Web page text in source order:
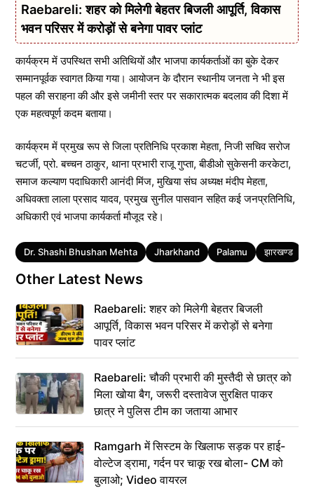
Raebareli: शहर को मिलेगी बेहतर बिजली आपूर्ति, विकास
भवन परिसर में करोड़ों से बनेगा पावर प्लांट
कार्यक्रम में उपस्थित सभी अतिथियों और भाजपा कार्यकर्ताओं का बुके देकर
सम्मानपूर्वक स्वागत किया गया। आयोजन के दौरान स्थानीय जनता ने भी इस
पहल की सराहना की और इसे जमीनी स्तर पर सकारात्मक बदलाव की दिशा में
एक महत्वपूर्ण कदम बताया।
कार्यक्रम में प्रमुख रूप से जिला प्रतिनिधि प्रकाश मेहता, निजी सचिव सरोज
चटर्जी, प्रो. बच्चन ठाकुर, थाना प्रभारी राजू गुप्ता, बीडीओ सुकेसनी करकेटा,
समाज कल्याण पदाधिकारी आनंदी मिंज, मुखिया संघ अध्यक्ष मंदीप मेहता,
अधिवक्ता लाला प्रसाद यादव, प्रमुख सुनील पासवान सहित कई जनप्रतिनिधि,
अधिकारी एवं भाजपा कार्यकर्ता मौजूद रहे।
Tags
Dr. Shashi Bhushan Mehta Jharkhand Palamu झारखण्ड
Other Latest News
Raebareli: शहर को मिलेगी बेहतर बिजली
आपूर्ति, विकास भवन परिसर में करोड़ों से बनेगा
पावर प्लांट
Raebareli: चौकी प्रभारी की मुस्तैदी से छात्र को
मिला खोया बैग, जरूरी दस्तावेज सुरक्षित पाकर
छात्र ने पुलिस टीम का जताया आभार
Ramgarh में सिस्टम के खिलाफ सड़क पर हाई-
वोल्टेज ड्रामा, गर्दन पर चाकू रख बोला- CM को
बुलाओ; Video वायरल